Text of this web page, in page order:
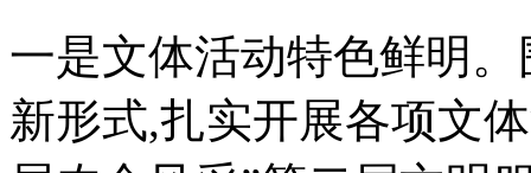
一是文体活动特色鲜明
新形式,扎实开展各项文